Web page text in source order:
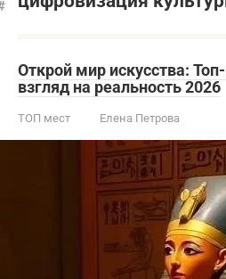
Открой мир искусства:
взгляд на реальность 2026
ТОП мест Елена Петрова